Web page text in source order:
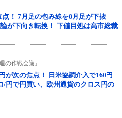
！ 7月足の包み線を8月足が下抜
が下向き転換！ 下値目処は高市総裁
の作戦会議」
が次の焦点！ 日米協調介入で160円
/円で円買い、欧州通貨のクロス円の